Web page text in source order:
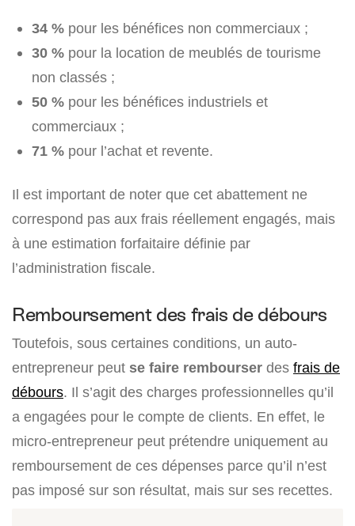
34 % pour les bénéfices non commerciaux ;
30 % pour la location de meublés de tourisme
non classés ;
50 % pour les bénéfices industriels et
commerciaux ;
71 % pour l’achat et revente.
Il est important de noter que cet abattement ne
correspond pas aux frais réellement engagés, mais
à une estimation forfaitaire définie par
l’administration fiscale.
Remboursement des frais de débours
Toutefois, sous certaines conditions, un auto-
entrepreneur peut se faire rembourser des frais de
débours. Il s’agit des charges professionnelles qu’il
a engagées pour le compte de clients. En effet, le
micro-entrepreneur peut prétendre uniquement au
remboursement de ces dépenses parce qu’il n’est
pas imposé sur son résultat, mais sur ses recettes.